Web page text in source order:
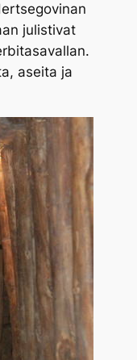
julistivat
aseita ja